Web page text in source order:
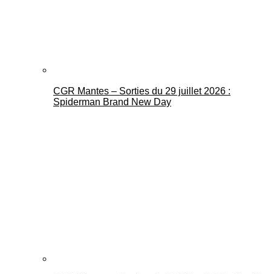
CGR Mantes – Sorties du 29 juillet 2026 :
Spiderman Brand New Day